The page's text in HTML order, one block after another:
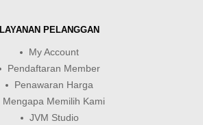
LAYANAN PELANGGAN
My Account
Pendaftaran Member
Penawaran Harga
Mengapa Memilih Kami
JVM Studio